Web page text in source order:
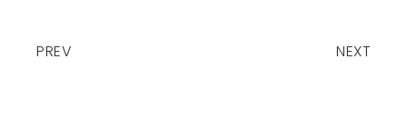
PREV NEXT